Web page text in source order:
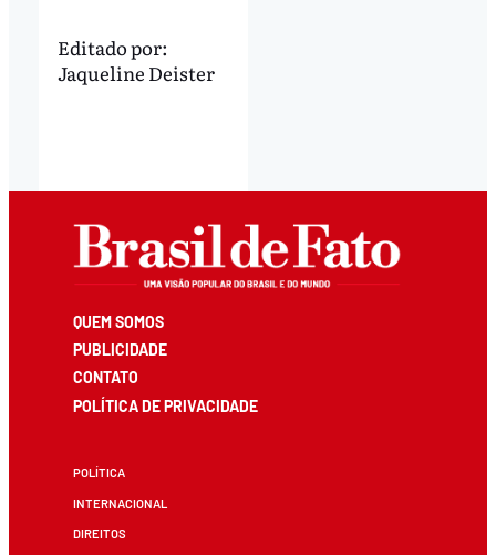
Editado por:
Jaqueline Deister
QUEM SOMOS
PUBLICIDADE
CONTATO
POLÍTICA DE PRIVACIDADE
POLÍTICA
INTERNACIONAL
DIREITOS